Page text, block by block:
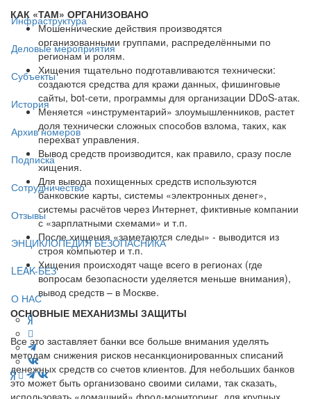
Инфраструктура
Деловые мероприятия
Субъекты
История
Архив номеров
Подписка
Сотрудничество
Отзывы
ЭНЦИКЛОПЕДИЯ БЕЗОПАСНИКА
LEAK-БЕЗ
О НАС
КАК «ТАМ» ОРГАНИЗОВАНО
Мошеннические действия производятся
организованными группами, распределёнными по
регионам и ролям.
Хищения тщательно подготавливаются технически:
создаются средства для кражи данных, фишинговые
сайты, bot-сети, программы для организации DDoS-атак.
Меняется «инструментарий» злоумышленников, растет
доля технически сложных способов взлома, таких, как
перехват управления.
Вывод средств производится, как правило, сразу после
хищения.
Для вывода похищенных средств используются
банковские карты, системы «электронных денег»,
системы расчётов через Интернет, фиктивные компании
с «зарплатными схемами» и т.п.
После хищения «заметаются следы» - выводится из
строя компьютер и т.п.
Хищения происходят чаще всего в регионах (где
вопросам безопасности уделяется меньше внимания),
вывод средств – в Москве.
ОСНОВНЫЕ МЕХАНИЗМЫ ЗАЩИТЫ
Все это заставляет банки все больше внимания уделять
методам снижения рисков несанкционированных списаний
денежных средств со счетов клиентов. Для небольших банков
это может быть организовано своими силами, так сказать,
использовать «домашний» фрод-мониторинг, для крупных